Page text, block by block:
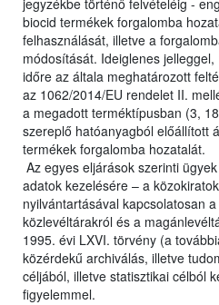
jegyzékbe történő felvételéig -
biocid termékek forgalomba
felhasználását, illetve a
módosítását. Ideiglenes
időre az általa meghatározott
az 1062/2014/EU rendelet II.
a megadott terméktípusban (3,
szereplő hatóanyagból előállított
termékek forgalomba hozatalát.
Az egyes eljárások szerinti
adatok kezelésére – a
nyilvántartásával kapcsolatosan
közlevéltárakról és a
1995. évi LXVI. törvény (a
közérdekű archiválás, illetve
céljából, illetve statisztikai célból
figyelemmel.